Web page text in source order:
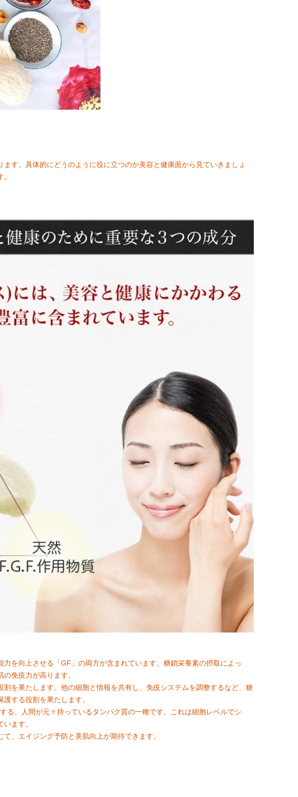
す。具体的にどうのように役に立つのか美容と健康面から見ていきましょ
を向上させる「GF」の両方が含まれています。糖鎖栄養素の摂取によっ
免疫力が高ります。
を果たします。他の細胞と情報を共有し、免疫システムを調整するなど、糖
する役割を果たします。
る、人間が元々持っているタンパク質の一種です。これは細胞レベルでシ
ます。
、エイジング予防と美肌向上が期待できます。